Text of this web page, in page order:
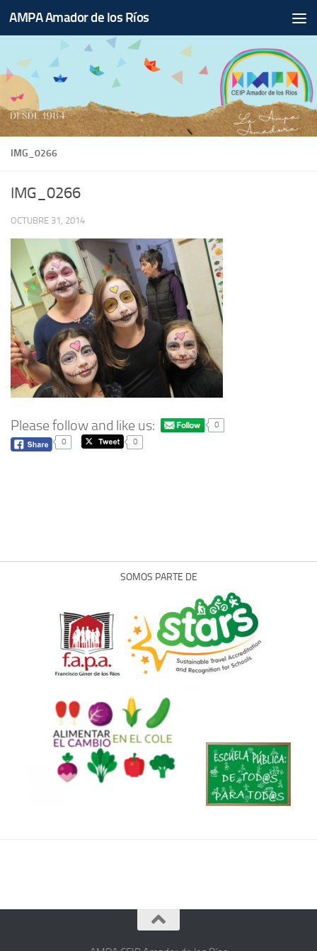
Saltar al contenido
AMPA Amador de los Ríos
IMG_0266
IMG_0266
OCTUBRE 31, 2014
Please follow and like us:
0
0
0
SOMOS PARTE DE